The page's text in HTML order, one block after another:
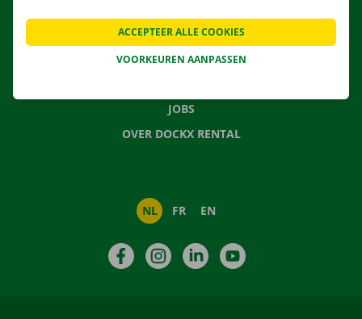
VEELGESTELDE VRAGEN
NIEUWS
JOBS
OVER DOCKX RENTAL
NL FR EN
FacebookInstagramLinkedIn
VOORKEUREN AANPASSEN
ACCEPTEER ALLE COOKIES